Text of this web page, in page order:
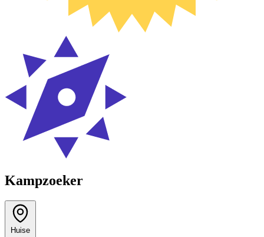
Kampzoeker
Huise